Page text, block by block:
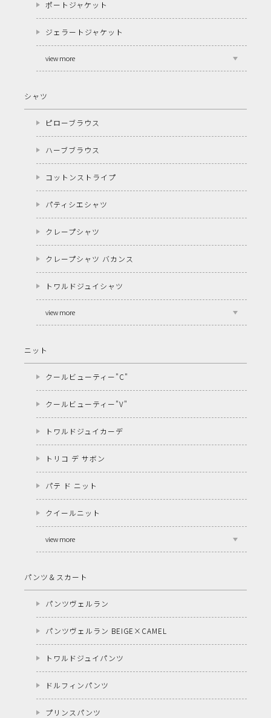
ポートジャケット
ジェラートジャケット
view more
シャツ
ピローブラウス
ハーブブラウス
コットンストライプ
パティシエシャツ
クレープシャツ
クレープシャツ バカンス
トワルドジュイシャツ
view more
ニット
クールビューティー"C"
クールビューティー"V"
トワルドジュイカーデ
トリコ デ サボン
パテ ド ニット
クイールニット
view more
パンツ＆スカート
パンツヴェルラン
パンツヴェルラン BEIGE×CAMEL
トワルドジュイパンツ
ドルフィンパンツ
プリンスパンツ